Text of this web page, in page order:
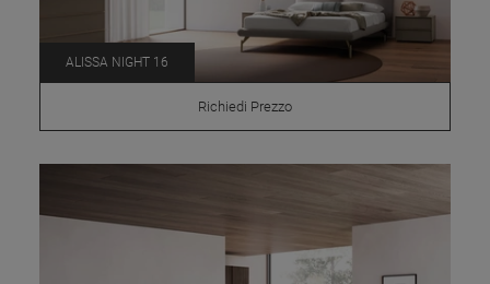
ALISSA NIGHT 16
Richiedi Prezzo